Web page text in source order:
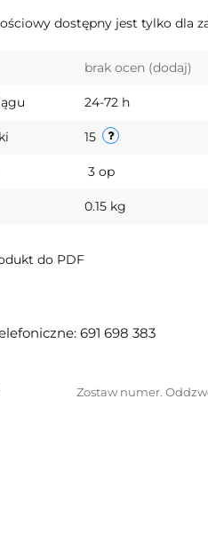
dostępny jest tylko dla
brak ocen (dodaj)
24-72 h
15
3 op
0.15 kg
do PDF
691 698 383